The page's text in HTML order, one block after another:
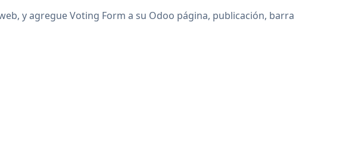
y agregue Voting Form a su Odoo página, publicación, barra